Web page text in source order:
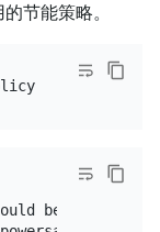
节能策略。
cpupower frequency-info --policy
be within 1.20